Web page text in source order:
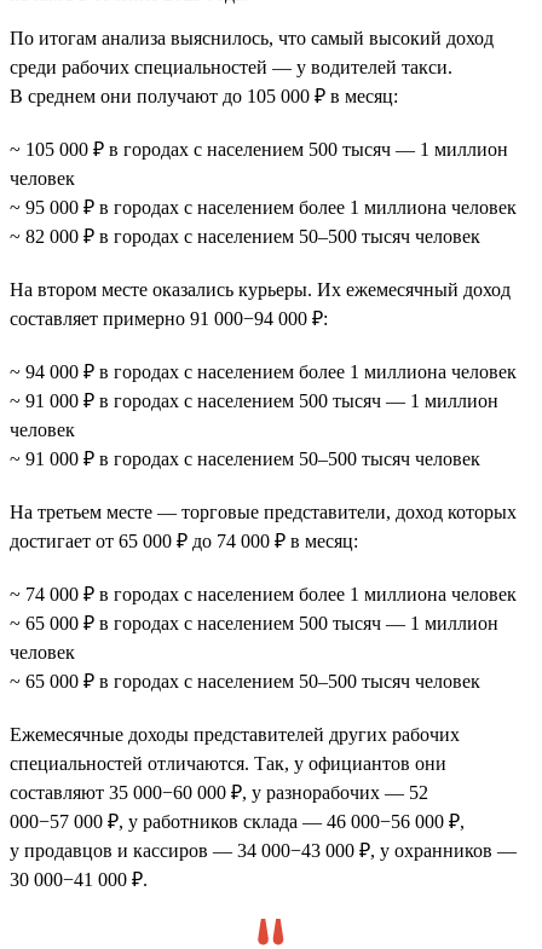
По итогам анализа выяснилось, что самый высокий доход
среди рабочих специальностей — у водителей такси.
В среднем они получают до 105 000 ₽ в месяц:
~ 105 000 ₽ в городах с населением 500 тысяч — 1 миллион
человек
~ 95 000 ₽ в городах с населением более 1 миллиона человек
~ 82 000 ₽ в городах с населением 50–500 тысяч человек
На втором месте оказались курьеры. Их ежемесячный доход
составляет примерно 91 000−94 000 ₽:
~ 94 000 ₽ в городах с населением более 1 миллиона человек
~ 91 000 ₽ в городах с населением 500 тысяч — 1 миллион
человек
~ 91 000 ₽ в городах с населением 50–500 тысяч человек
На третьем месте — торговые представители, доход которых
достигает от 65 000 ₽ до 74 000 ₽ в месяц:
~ 74 000 ₽ в городах с населением более 1 миллиона человек
~ 65 000 ₽ в городах с населением 500 тысяч — 1 миллион
человек
~ 65 000 ₽ в городах с населением 50–500 тысяч человек
Ежемесячные доходы представителей других рабочих
специальностей отличаются. Так, у официантов они
составляют 35 000−60 000 ₽, у разнорабочих — 52
000−57 000 ₽, у работников склада — 46 000−56 000 ₽,
у продавцов и кассиров — 34 000−43 000 ₽, у охранников —
30 000−41 000 ₽.